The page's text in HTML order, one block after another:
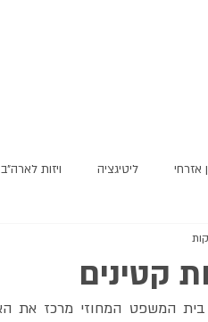
אזרחי ליטיגציה ויזות לארה"ב
קטינים